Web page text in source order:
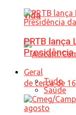
vida
PRTB lança
Presidência
Geral
Tudo
Saúde